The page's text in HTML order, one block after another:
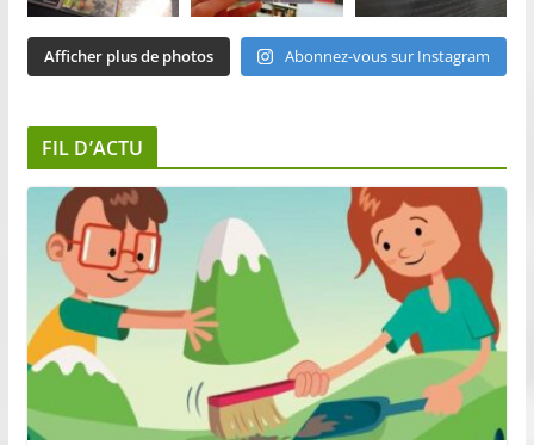
Afficher plus de photos Abonnez-vous sur Instagram
FIL D’ACTU